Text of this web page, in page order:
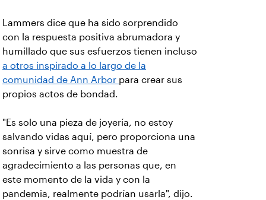
Lammers dice que ha sido sorprendido
con la respuesta positiva abrumadora y
humillado que sus esfuerzos tienen incluso
a otros inspirado a lo largo de la
comunidad de Ann Arbor para crear sus
propios actos de bondad.
"Es solo una pieza de joyería, no estoy
salvando vidas aquí, pero proporciona una
sonrisa y sirve como muestra de
agradecimiento a las personas que, en
este momento de la vida y con la
pandemia, realmente podrían usarla", dijo.